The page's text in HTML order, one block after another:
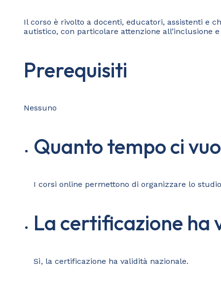
Il corso è rivolto a docenti, educatori, assistenti e
autistico, con particolare attenzione all’inclusione
Prerequisiti
Nessuno
Quanto tempo ci
I corsi online permettono di organizzare lo
La certificazione ha
Sì, la certificazione ha validità nazionale.